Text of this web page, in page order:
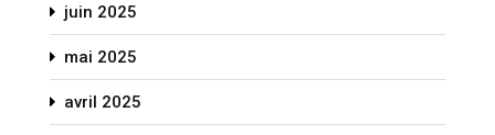
juin 2025
mai 2025
avril 2025